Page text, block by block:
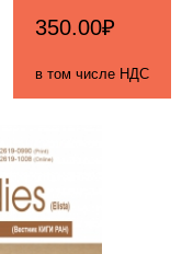
350.00₽
в том числе НДС